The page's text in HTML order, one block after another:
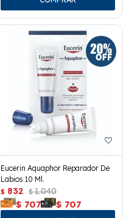
Eucerin Aquaphor Reparador De
Labios 10 Ml.
$ 832 $ 1.040
$ 707 $ 707